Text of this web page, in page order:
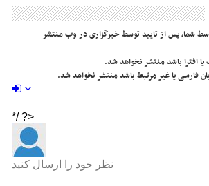
شما، پس از تایید توسط خبرگزاری در وب منتشر
افترا باشد منتشر نخواهد شد.
فارسی یا غیر مرتبط باشد منتشر نخواهد شد.